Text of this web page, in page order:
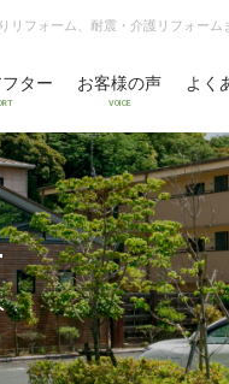
フォーム、耐震・介護リフォーム
ター お客様の声
VOICE
よく